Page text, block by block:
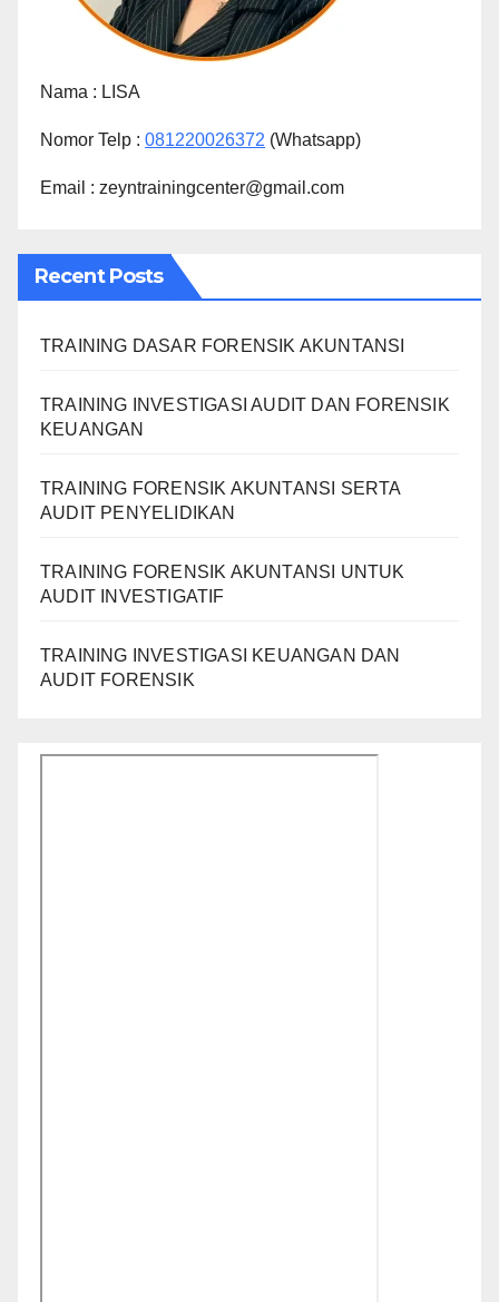
Nama : LISA
Nomor Telp : 081220026372 (Whatsapp)
Email : zeyntrainingcenter@gmail.com
Recent Posts
TRAINING DASAR FORENSIK AKUNTANSI
TRAINING INVESTIGASI AUDIT DAN FORENSIK
KEUANGAN
TRAINING FORENSIK AKUNTANSI SERTA
AUDIT PENYELIDIKAN
TRAINING FORENSIK AKUNTANSI UNTUK
AUDIT INVESTIGATIF
TRAINING INVESTIGASI KEUANGAN DAN
AUDIT FORENSIK